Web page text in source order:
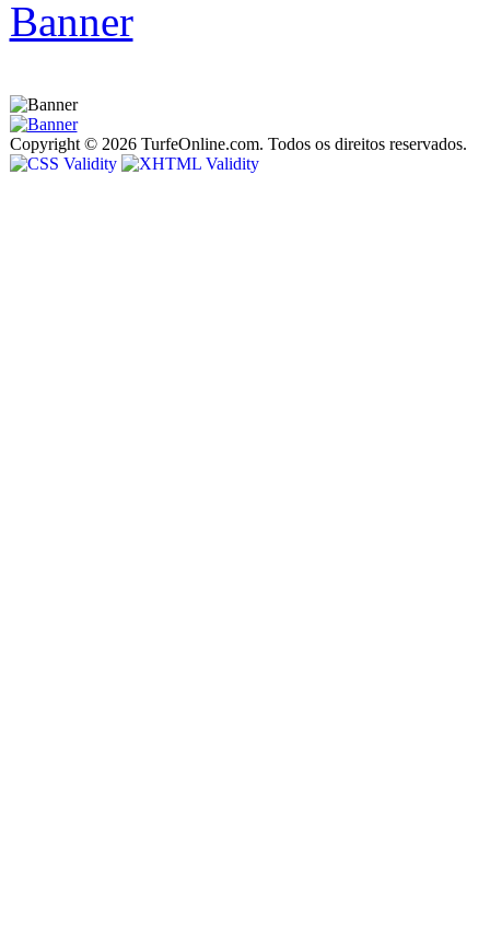
Copyright © 2026 TurfeOnline.com. Todos os direitos reservados.